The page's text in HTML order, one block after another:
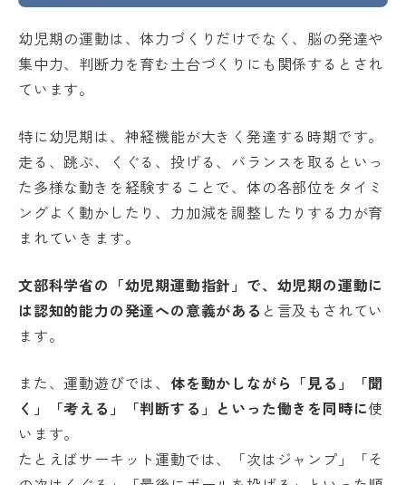
幼児期の運動は、体力づくりだけでなく、脳の発達や
集中力、判断力を育む土台づくりにも関係するとされ
ています。
特に幼児期は、神経機能が大きく発達する時期です。
走る、跳ぶ、くぐる、投げる、バランスを取るといっ
た多様な動きを経験することで、体の各部位をタイミ
ングよく動かしたり、力加減を調整したりする力が育
まれていきます。
文部科学省の「幼児期運動指針」で、幼児期の運動に
は認知的能力の発達への意義がある と言及もされてい
ます。
また、運動遊びでは、 体を動かしながら「見る」「聞
く」「考える」「判断する」といった働きを同時に使
います。
たとえばサーキット運動では、「次はジャンプ」「そ